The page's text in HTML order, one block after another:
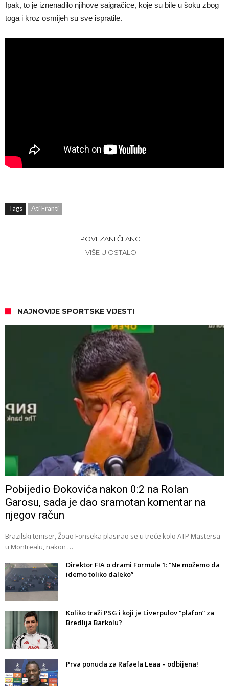
Ipak, to je iznenadilo njihove saigračice, koje su bile u šoku zbog
toga i kroz osmijeh su sve ispratile.
.
Tags Ati Franti
POVEZANI ČLANCI
VIŠE U OSTALO
NAJNOVIJE SPORTSKE VIJESTI
Pobijedio Đokovića nakon 0:2 na Rolan
Garosu, sada je dao sramotan komentar na
njegov račun
Brazilski teniser, Žoao Fonseka plasirao se u treće kolo ATP Mastersa
u Montrealu, nakon …
Direktor FIA o drami Formule 1: “Ne možemo da
idemo toliko daleko”
Koliko traži PSG i koji je Liverpulov “plafon” za
Bredlija Barkolu?
Prva ponuda za Rafaela Leaa – odbijena!